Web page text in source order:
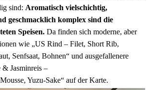
sind: Aromatisch vielschichtig,
geschmacklich komplex sind die
Speisen. Da finden sich moderne, aber
wie „US Rind – Filet, Short Rib,
Senfsaat, Bohnen“ und ausgefallenere
& Jasminreis –
Yuzu-Sake“ auf der Karte.